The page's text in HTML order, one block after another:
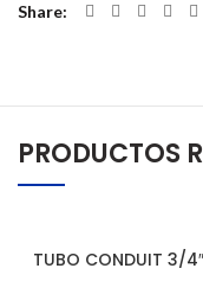
Share
PRODUCTOS
TUBO CONDUIT 3/